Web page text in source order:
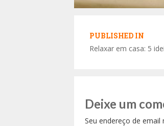
de
Post
PUBLISHED IN
Relaxar em casa: 5
Deixe um
Seu endereço de